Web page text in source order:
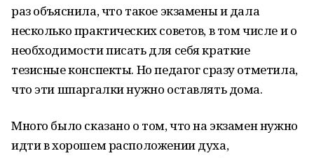
раз объяснила, что такое экзамены и дала
несколько практических советов, в том числе и о
необходимости писать для себя краткие
тезисные конспекты. Но педагог сразу отметила,
что эти шпаргалки нужно оставлять дома.
Много было сказано о том, что на экзамен нужно
идти в хорошем расположении духа,